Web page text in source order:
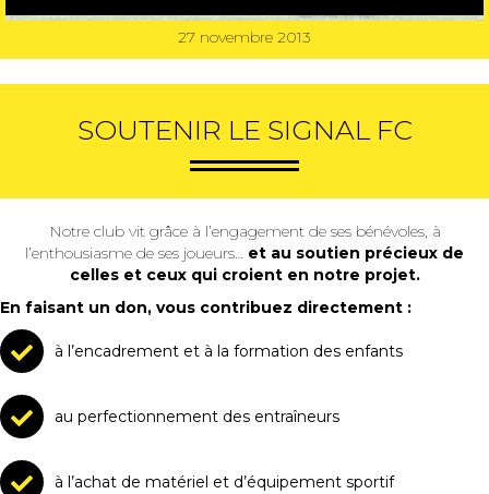
27 novembre 2013
SOUTENIR LE SIGNAL FC
Notre club vit grâce à l’engagement de ses bénévoles, à
l’enthousiasme de ses joueurs… et au soutien précieux de
celles et ceux qui croient en notre projet.
En faisant un don, vous contribuez directement :
à l’encadrement et à la formation des enfants
au perfectionnement des entraîneurs
à l’achat de matériel et d’équipement sportif